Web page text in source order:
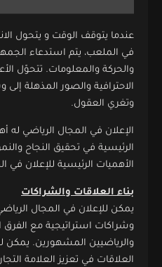
عندما يتوقف الوقت و يتحول
في الملعب، يتم استدعاء
والحركة والمعلومات. تتحوّل
الاحترافية والصور المذهلة إلى
وتغري العقول.
الإعلان في المجال الرياضي له
الرئيسية في تحقيق النجاح
الأهميات الرئيسية للإعلان في
بناء العلاقات والشراكات
يمكن للإعلان في المجال
وشراكات استراتيجية مع الفرق
والرياضيين المشهورين. يمكن
العلاقات في تعزيز العلامة